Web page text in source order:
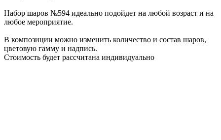
Набор шаров №594 идеально подойдет на любой возраст и на
любое мероприятие.
В композиции можно изменить количество и состав шаров,
цветовую гамму и надпись.
Стоимость будет рассчитана индивидуально